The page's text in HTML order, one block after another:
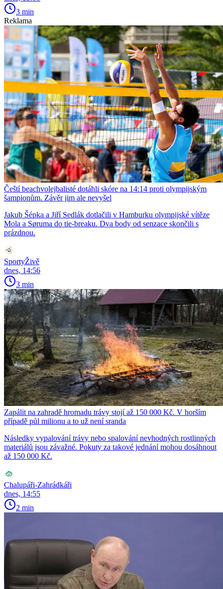
3 min
Reklama
Čeští beachvolejbalisté dotáhli skóre na 14:14 proti olympijským
šampionům. Závěr jim ale nevyšel
Jakub Šépka a Jiří Sedlák dotlačili v Hamburku olympijské vítěze
Mola a Søruma do tie-breaku. Dva body od senzace skončili s
prázdnou.
SportyŽivě
dnes, 14:56
3 min
Zapálit na zahradě hromadu trávy stojí až 150 000 Kč. V horším
případě půl milionu a to už není sranda
Následky vypalování trávy nebo spalování nevhodných rostlinných
materiálů jsou závažné. Pokuty za takové jednání mohou dosáhnout
až 150 000 Kč.
Chalupáři-Zahrádkáři
dnes, 14:55
2 min